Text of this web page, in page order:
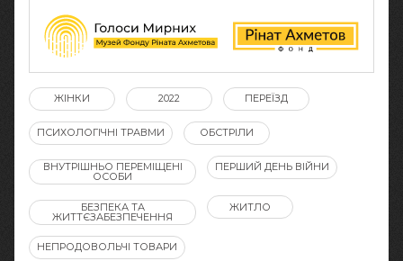
ЖІНКИ 2022 ПЕРЕЇЗД
ПСИХОЛОГІЧНІ ТРАВМИ ОБСТРІЛИ
ВНУТРІШНЬО ПЕРЕМІЩЕНІ
ОСОБИ
ПЕРШИЙ ДЕНЬ ВІЙНИ
БЕЗПЕКА ТА
ЖИТТЄЗАБЕЗПЕЧЕННЯ
ЖИТЛО
НЕПРОДОВОЛЬЧІ ТОВАРИ